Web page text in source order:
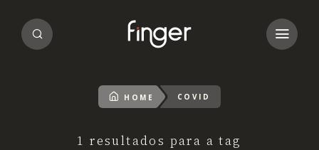
HOME COVID
1 resultados para a tag